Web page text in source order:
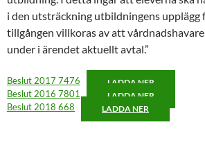
i den utsträckning utbildningens
tillgången villkoras av att
under i ärendet aktuellt avtal.”
Beslut 2017 7476 LADDA NER
Beslut 2016 7801 LADDA NER
Beslut 2018 668 LADDA NER